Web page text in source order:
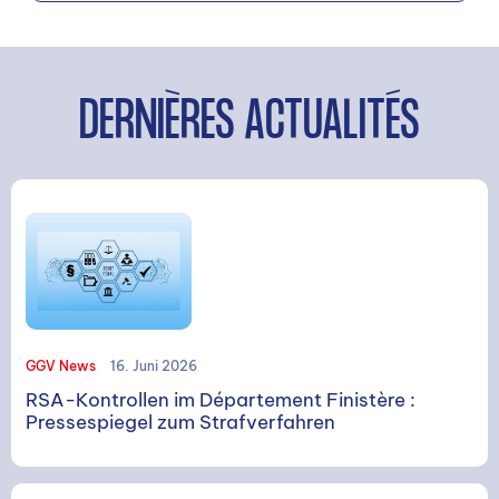
DERNIÈRES ACTUALITÉS
GGV News 16. Juni 2026
RSA-Kontrollen im Département Finistère :
Pressespiegel zum Strafverfahren